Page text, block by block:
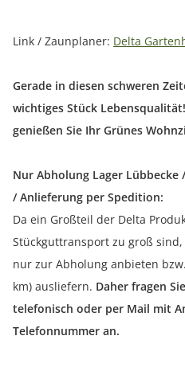
Link / Zaunplaner: Delta
Gerade in diesen schweren
wichtiges Stück
genießen Sie Ihr Grünes
Nur Abholung Lager
/ Anlieferung per Spedition:
Da ein Großteil der Delta
Stückguttransport zu groß
nur zur Abholung anbieten
km) ausliefern. Daher fragen
telefonisch oder per Mail mit
Telefonnummer an.